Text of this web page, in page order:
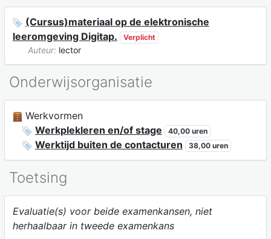
(Cursus)materiaal op de elektronische
leeromgeving Digitap.
Verplicht
Auteur: lector
Onderwijsorganisatie
Werkvormen
Werkplekleren en/of stage
40,00 uren
Werktijd buiten de contacturen 38,00 uren
Toetsing
Evaluatie(s) voor beide examenkansen, niet
herhaalbaar in tweede examenkans